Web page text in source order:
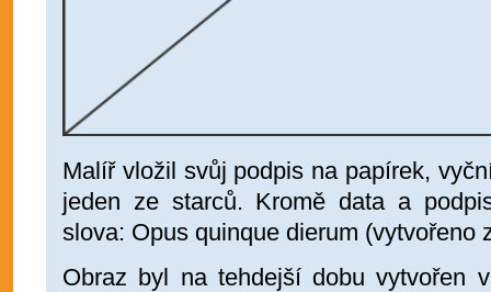
Malíř vložil svůj podpis na papírek,
jeden ze starců. Kromě data a
slova: Opus quinque dierum (vytvořeno
Obraz byl na tehdejší dobu vytvořen